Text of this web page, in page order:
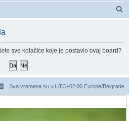
sve kolačiće koje je postavio ovaj board?
Sva vremena su u UTC+02:00 Europe/Belgrade